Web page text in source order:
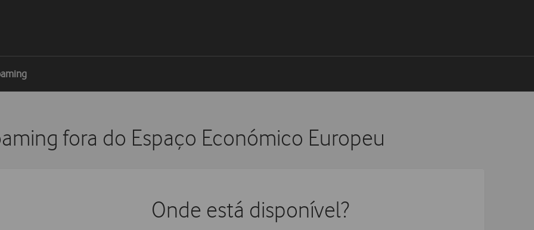
fora do Espaço Económico Europeu
Onde está disponível?